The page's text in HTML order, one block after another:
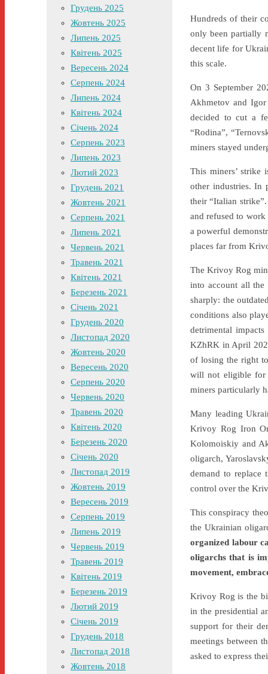
Hundreds of their
only been partially
decent life for
this scale.
On 3 September
Akhmetov and
decided to cut a
“Rodina”,
miners stayed
This miners’ strike
other industries. In
their “Italian
and refused to
a powerful
places far from
The Krivoy Rog
into account all the
sharply: the
conditions also
detrimental
KZhRK in April
of losing the right
will not eligible for
miners particularly
Many leading
Krivoy Rog Iron
Kolomoiskiy and
oligarch,
demand to replace
control over the
This conspiracy
the Ukrainian
organized labour
oligarchs that is
movement,
Krivoy Rog is the
in the presidential
support for their
meetings between
asked to express
Грудень 2025
Жовтень 2025
Липень 2025
Квітень 2025
Вересень 2024
Серпень 2024
Липень 2024
Квітень 2024
Січень 2024
Серпень 2023
Липень 2023
Лютий 2023
Грудень 2021
Жовтень 2021
Серпень 2021
Липень 2021
Червень 2021
Травень 2021
Квітень 2021
Березень 2021
Січень 2021
Грудень 2020
Листопад 2020
Жовтень 2020
Вересень 2020
Серпень 2020
Червень 2020
Травень 2020
Квітень 2020
Березень 2020
Січень 2020
Листопад 2019
Жовтень 2019
Вересень 2019
Серпень 2019
Липень 2019
Червень 2019
Травень 2019
Квітень 2019
Березень 2019
Лютий 2019
Січень 2019
Грудень 2018
Листопад 2018
Жовтень 2018